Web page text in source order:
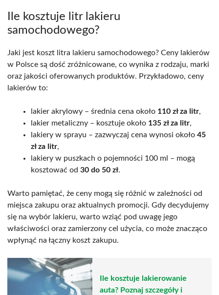
Ile kosztuje litr lakieru
samochodowego?
Jaki jest koszt litra lakieru samochodowego? Ceny lakierów
w Polsce są dość zróżnicowane, co wynika z rodzaju, marki
oraz jakości oferowanych produktów. Przykładowo, ceny
lakierów to:
lakier akrylowy – średnia cena około 110 zł za litr,
lakier metaliczny – kosztuje około 135 zł za litr,
lakiery w sprayu – zazwyczaj cena wynosi około 45
zł za litr,
lakiery w puszkach o pojemności 100 ml – mogą
kosztować od 30 do 50 zł.
Warto pamiętać, że ceny mogą się różnić w zależności od
miejsca zakupu oraz aktualnych promocji. Gdy decydujemy
się na wybór lakieru, warto wziąć pod uwagę jego
właściwości oraz zamierzony cel użycia, co może znacząco
wpłynąć na łączny koszt zakupu.
Ile kosztuje lakierowanie
auta? Poznaj szczegóły i